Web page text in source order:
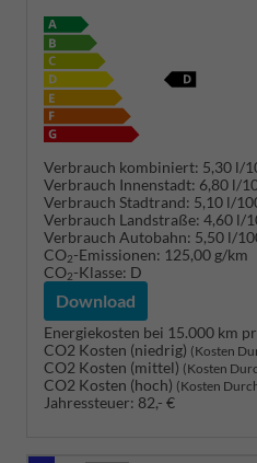
Verbrauch kombiniert: 5,30 l/
Verbrauch Innenstadt: 6,80 l/
Verbrauch Stadtrand: 5,10 l/
Verbrauch Landstraße: 4,60 l/
Verbrauch Autobahn: 5,50 l/
CO2-Emissionen: 125,00 g/km
CO2-Klasse: D
Download
Energiekosten bei 15.000 km
CO2 Kosten (niedrig) (Kosten
CO2 Kosten (mittel) (Kosten
CO2 Kosten (hoch) (Kosten
Jahressteuer: 82,- €